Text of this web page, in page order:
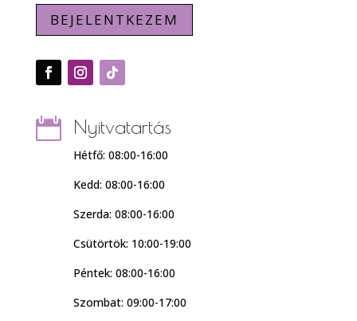
BEJELENTKEZEM
 Nyitvatartás
Hétfő: 08:00-16:00
Kedd: 08:00-16:00
Szerda: 08:00-16:00
Csütörtök: 10:00-19:00
Péntek: 08:00-16:00
Szombat: 09:00-17:00